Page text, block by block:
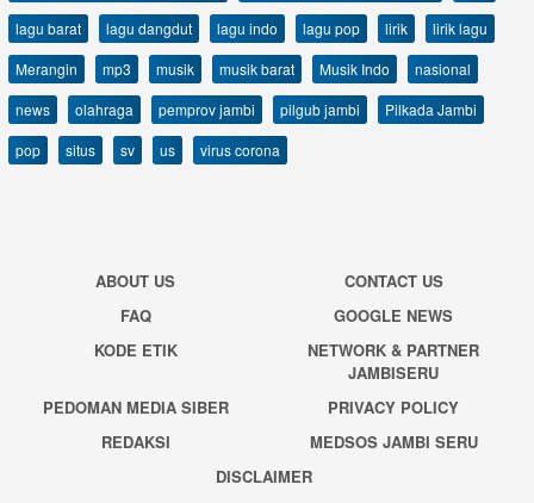
lagu barat
lagu dangdut lagu indo lagu pop lirik
lirik lagu
Merangin
mp3 musik musik barat Musik Indo
nasional
news
olahraga pemprov jambi pilgub jambi
Pilkada Jambi
pop
situs sv us virus corona
ABOUT US
CONTACT US
FAQ
GOOGLE NEWS
KODE ETIK
NETWORK & PARTNER
JAMBISERU
PEDOMAN MEDIA SIBER
PRIVACY POLICY
REDAKSI
MEDSOS JAMBI SERU
DISCLAIMER